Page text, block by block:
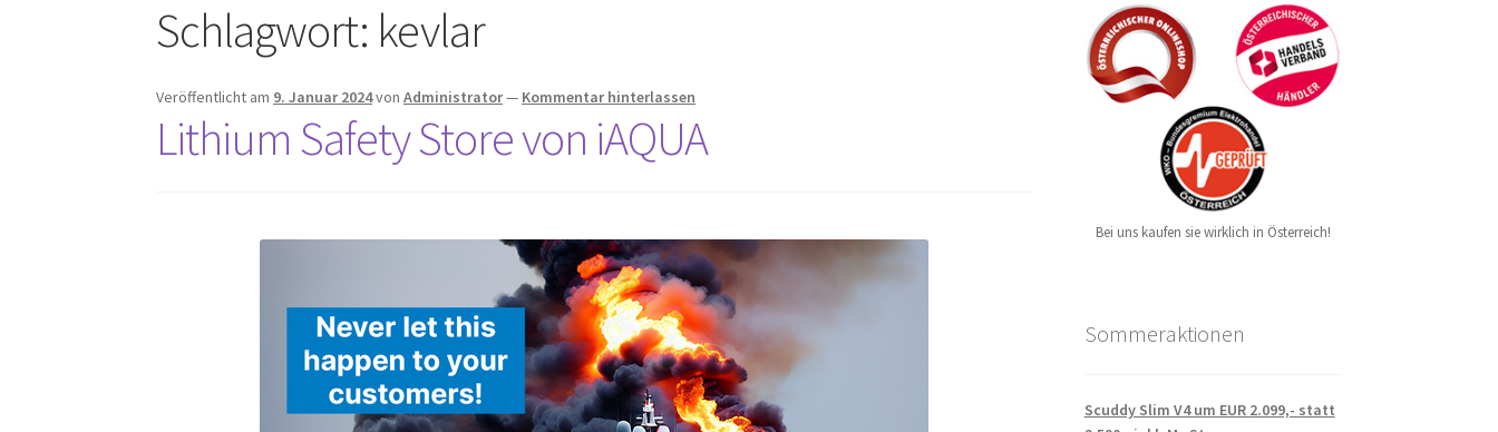
Schlagwort: kevlar
Veröffentlicht am 9. Januar 2024vonAdministrator— Kommentar hinterlassen
Lithium Safety Store von iAQUA
Bei uns kaufen sie wirklich in Österreich!
Sommeraktionen
Scuddy Slim V4 um EUR 2.099,- statt